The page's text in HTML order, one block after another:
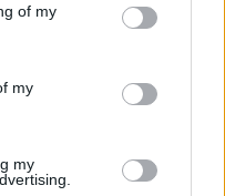
el derecho de
se aplicarán
en este sitio web o
of my
my
my